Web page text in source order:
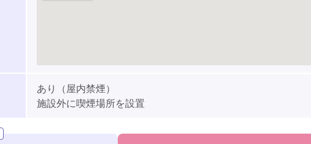
あり（屋内禁煙）
施設外に喫煙場所を設置